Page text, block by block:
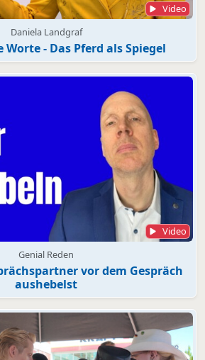
Video
Daniela Landgraf
Worte - Das Pferd als Spiegel
Video
Genial Reden
vor dem Gespräch
aushebelst